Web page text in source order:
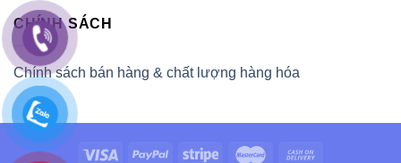
CHÍNH SÁCH
Chính sách bán hàng & chất lượng hàng hóa